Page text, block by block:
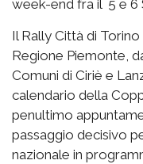
week-end fra il 5 e 6
Il Rally Città di
Regione Piemonte,
Comuni di Ciriè e
calendario della
penultimo
passaggio decisivo
nazionale in